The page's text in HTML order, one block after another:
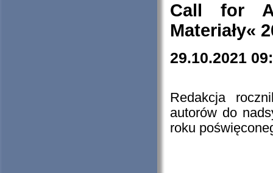
Call for
Materiały«
29.10.2021
Redakcja
autorów do
roku